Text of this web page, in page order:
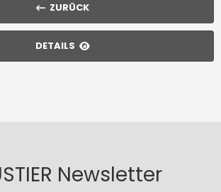
ZURÜCK
DETAILS
Newsletter